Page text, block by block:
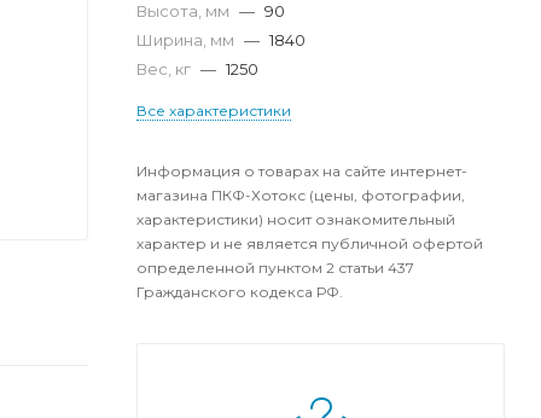
Высота, мм — 90
Ширина, мм — 1840
Вес, кг — 1250
Все характеристики
Информация о товарах на сайте интернет-
магазина ПКФ-Хотокс (цены, фотографии,
характеристики) носит ознакомительный
характер и не является публичной офертой
определенной пунктом 2 статьи 437
Гражданского кодекса РФ.